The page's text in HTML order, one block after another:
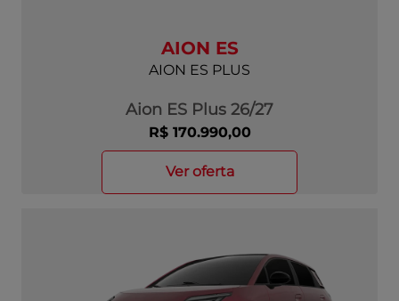
AION ES
AION ES PLUS
Aion ES Plus 26/27
R$ 170.990,00
ver oferta